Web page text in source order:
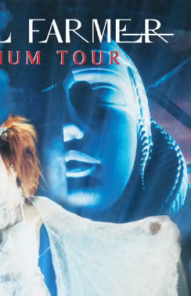
Ajouter à ma wishlist
Voir ma collection